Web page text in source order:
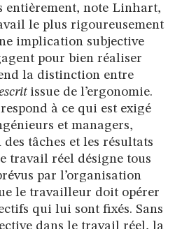
entièrement, note Linhart,
le plus rigoureusement
implication subjective
pour bien réaliser
la distinction entre
issue de l’ergonomie.
à ce qui est exigé
et managers,
tâches et les résultats
travail réel désigne tous
par l’organisation
le travailleur doit opérer
qui lui sont fixés. Sans
dans le travail réel, la